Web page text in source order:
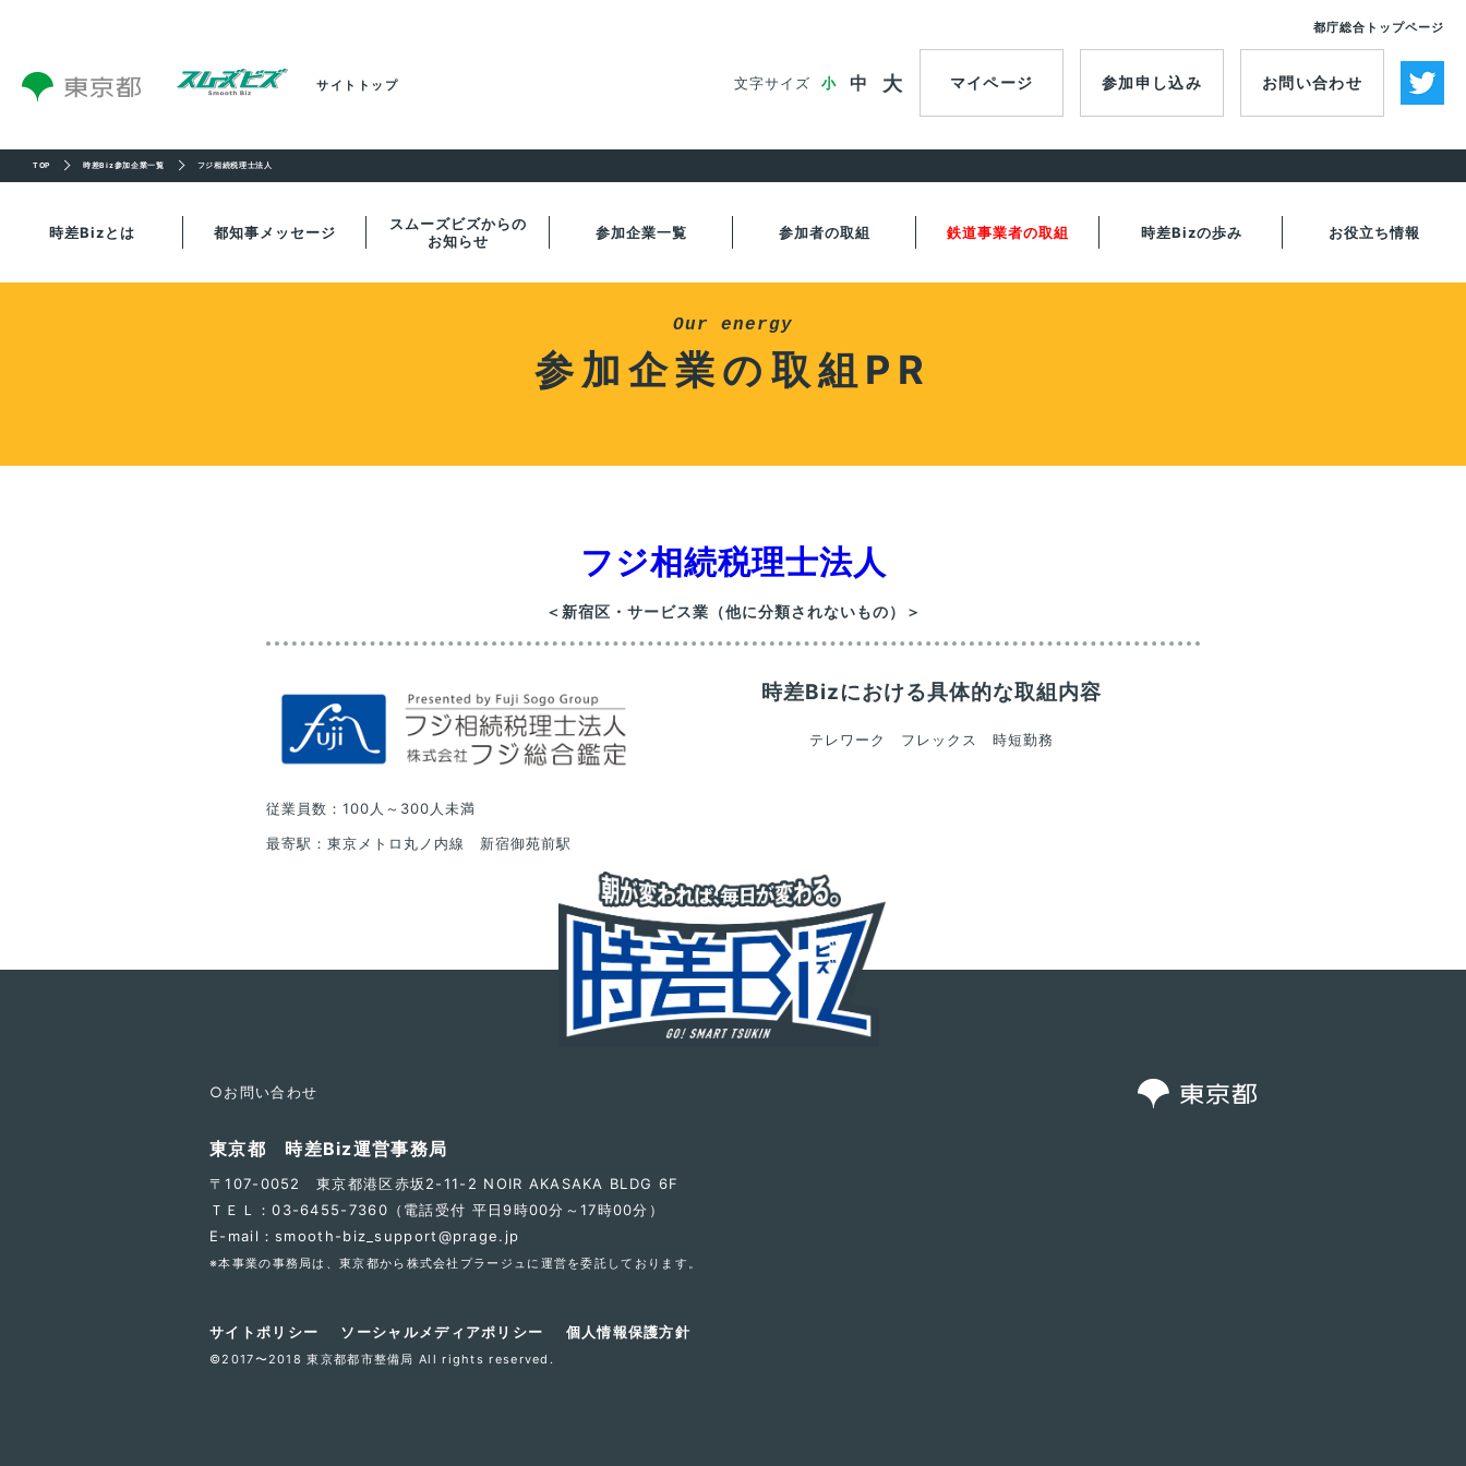
都庁総合トップページ
サイトトップ 文字サイズ 小 中 大 マイページ 参加申し込み お問い合わせ
TOP 時差Biz参加企業一覧 フジ相続税理士法人
時差Bizとは 都知事 メッセージ
スムーズビズからの
お知らせ
参加企業一覧 参加者の取組 鉄道事業者の取組 時差Bizの歩み お役立ち情報
Our energy
参加企業の 取組PR
フジ相続税理士法人
＜新宿区・サービス業（他に分類されないもの）＞
従業員数：100人～300人未満
最寄駅：東京メトロ丸ノ内線 新宿御苑前駅
時差Bizにおける具体的な取組内容
テレワーク フレックス 時短勤務
○お問い合わせ
東京都 時差Biz運営事務局
〒107-0052 東京都港区赤坂2-11-2 NOIR AKASAKA BLDG 6F
ＴＥＬ：03-6455-7360（電話受付 平日9時00分～17時00分）
E-mail：smooth-biz_support@prage.jp
※本事業の事務局は、東京都から 株式会社プラージュ に運営を委託しております。
サイトポリシー ソーシャルメディアポリシー 個人情報保護方針
©2017〜2018 東京都都市整備局 All rights reserved.